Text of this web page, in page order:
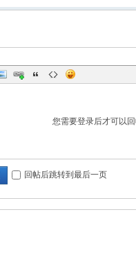
您需要登录后才可以
回帖后跳转到最后一页